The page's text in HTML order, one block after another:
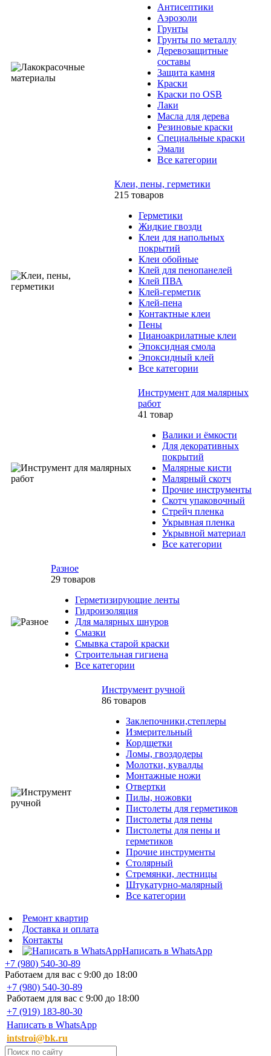
Антисептики
Аэрозоли
Грунты
Грунты по металлу
Деревозащитные
составы
Защита камня
Краски
Краски по OSB
Лаки
Масла для дерева
Резиновые краски
Специальные краски
Эмали
Все категории
Клеи, пены, герметики
215 товаров
Герметики
Жидкие гвозди
Клеи для напольных
покрытий
Клеи обойные
Клей для пенопанелей
Клей ПВА
Клей-герметик
Клей-пена
Контактные клеи
Пены
Цианоакрилатные клеи
Эпоксидная смола
Эпоксидный клей
Все категории
Инструмент для малярных
работ
41 товар
Валики и ёмкости
Для декоративных
покрытий
Малярные кисти
Малярный скотч
Прочие инструменты
Скотч упаковочный
Стрейч пленка
Укрывная пленка
Укрывной материал
Все категории
Разное
29 товаров
Герметизирующие ленты
Гидроизоляция
Для малярных шнуров
Смазки
Смывка старой краски
Строительная гигиена
Все категории
Инструмент ручной
86 товаров
Заклепочники,степлеры
Измерительный
Кордщетки
Ломы, гвоздодеры
Молотки, кувалды
Монтажные ножи
Отвертки
Пилы, ножовки
Пистолеты для герметиков
Пистолеты для пены
Пистолеты для пены и
герметиков
Прочие инструменты
Столярный
Стремянки, лестницы
Штукатурно-малярный
Все категории
Ремонт квартир
Доставка и оплата
Контакты
Написать в WhatsApp
+7 (980) 540-30-89
Работаем для вас с 9:00 до 18:00
+7 (980) 540-30-89
Работаем для вас с 9:00 до 18:00
+7 (919) 183-80-30
Написать в WhatsApp
intstroi@bk.ru